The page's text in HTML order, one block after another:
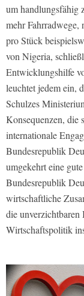
um handlungsfähig
mehr
pro Stück
von Nigeria,
Entwicklungshilfe
leuchtet jedem ein,
Schulzes
Konsequenzen, die
internationale
Bundesrepublik
umgekehrt eine
Bundesrepublik
wirtschaftliche
die unverzichtbaren
Wirtschaftspolitik